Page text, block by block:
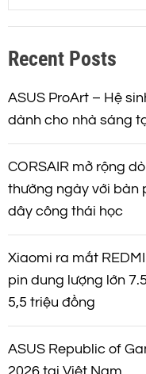
m
i
m
Recent Posts
ASUS ProArt – Hệ
dành cho nhà sáng
CORSAIR mở rộng
thường ngày với bàn
dây công thái học
Xiaomi ra mắt
pin dung lượng lớn
5,5 triệu đồng
ASUS Republic of